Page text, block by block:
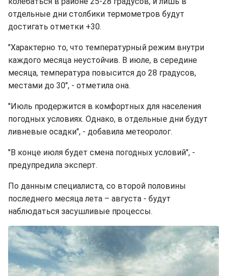
отдельные дни столбики термометров будут
достигать отметки +30.
"Характерно то, что температурный режим внутри
каждого месяца неустойчив. В июле, в середине
месяца, температура повысится до 28 градусов,
местами до 30", - отметила она.
"Июль продержится в комфортных для населения
погодных условиях. Однако, в отдельные дни будут
ливневые осадки", - добавила метеоролог.
"В конце июля будет смена погодных условий", -
предупредила эксперт.
По данным специалиста, со второй половины
последнего месяца лета – августа - будут
наблюдаться засушливые процессы.